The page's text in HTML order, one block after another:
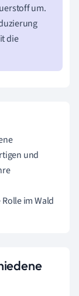
um.
die
und
im Wald